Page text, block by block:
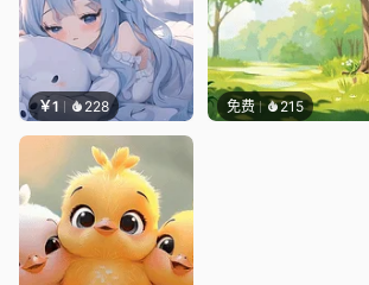
￥1 228 免费 215